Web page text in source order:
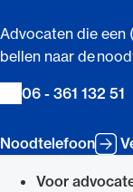
Advocaten die een
bellen naar de
06 - 361 132 51
Noodtelefoon
Voor